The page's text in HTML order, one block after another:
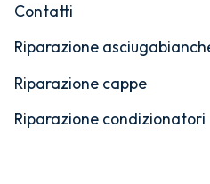
Contatti
Riparazione
Riparazione cappe
Riparazione condizionatori